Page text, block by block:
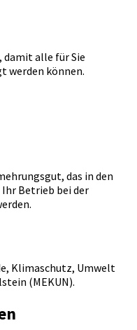
damit alle für Sie
werden können.
das in den
Betrieb bei der
Klimaschutz, Umwelt
(MEKUN).